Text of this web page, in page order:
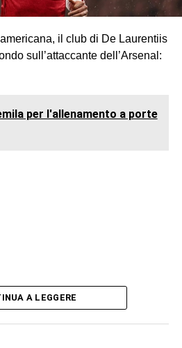
il club di De Laurentiis
sull’attaccante dell’Arsenal:
per l'allenamento a porte
A LEGGERE